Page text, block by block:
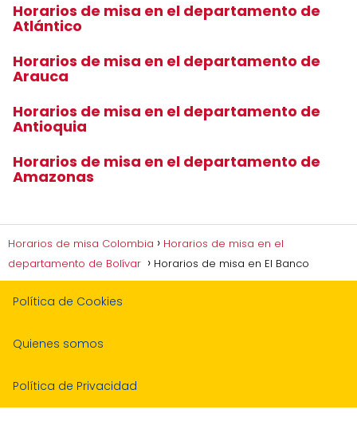
Horarios de misa en el departamento de
Atlántico
Horarios de misa en el departamento de
Arauca
Horarios de misa en el departamento de
Antioquia
Horarios de misa en el departamento de
Amazonas
Horarios de misa Colombia
Horarios de misa en el
departamento de Bolívar
Horarios de misa en El Banco
Política de Cookies
Quienes somos
Política de Privacidad